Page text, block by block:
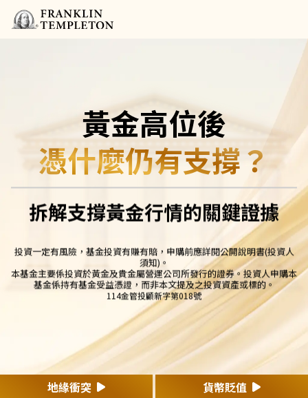
黃金高位後
憑什麼仍有支撐？
拆解支撐黃金行情的關鍵證據
投資一定有風險，基金投資有賺有賠，申購前應詳閱公開說明書(投資人
須知)。
本基金主要係投資於黃金及貴金屬營運公司所發行的證券。投資人申購本
基金係持有基金受益憑證，而非本文提及之投資資產或標的。
114金管投顧新字第018號
地緣衝突
貨幣貶值